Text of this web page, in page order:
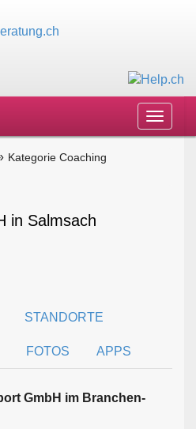
Toggle
Kategorie Coaching
in Salmsach
STANDORTE
FOTOS APPS
GmbH im Branchen­